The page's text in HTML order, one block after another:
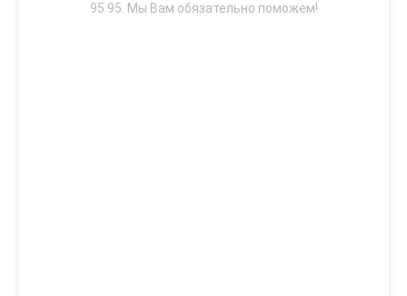
95 95. Мы Вам обязательно поможем!